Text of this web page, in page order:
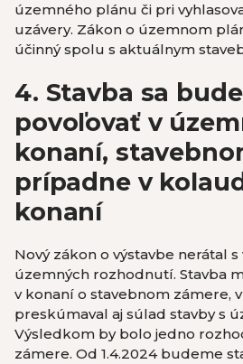
územného plánu či pri
uzávery. Zákon o územnom
účinný spolu s aktuálnym
4. Stavba sa
povoľovať v
konaní,
prípadne v
konaní
Nový zákon o výstavbe nerátal
územných rozhodnutí. Stavba
v konaní o stavebnom zámere,
preskúmaval aj súlad stavby s
Výsledkom by bolo jedno
zámere. Od 1.4.2024 budeme